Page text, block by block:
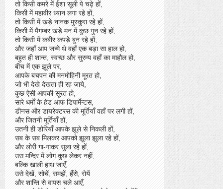
तो किसी कमरे में ईशा सूली पे चढ़े हों,
किसी में महावीर ध्यान लगा रहे हों,
तो किसी में खड़े नानक मुस्कुरा रहे हों,
किसी में पैगम्बर खड़े मन में कुछ गुन रहे हों,
तो किसी में कबीर कपड़े बुन रहे हों,
और जहाँ आप जन्मे थे वहाँ एक बड़ा सा हाल हो,
बहुत ही शान्त, स्वच्छ और सुरम्य वहाँ का माहौल हो,
बीच में एक झूले पर,
आपके बचपन की मनमोहिनी मूरत हो,
जो भी देखे देखता ही रह जाये,
कुछ ऐसी आपकी सूरत हो,
सारे धर्मों के हेड आफ डिपार्मेन्टस,
डीनस और डायरेक्टरस की मूर्तियाँ वहाँ पर लगी हों,
और जितनी मूर्तियाँ हों,
उतनी ही डोरियाँ आपके झूले से निकली हों,
सब के सब मिलकर आपको झूला झुला रहे हों,
और लोरी गा-गाकर सुला रहे हों,
उस मन्दिर में लोग कुछ लेकर नहीं,
बल्कि खाली हाथ जाएँ,
उसे देखें, सोचें, समझें, हँसे, रोयें
और शान्ति से वापस चले आएँ,